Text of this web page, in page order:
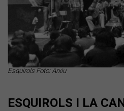
Esquirols Foto: Arxiu
ESQUIROLS I LA